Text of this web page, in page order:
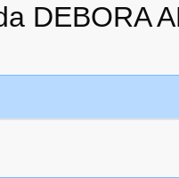
DEBORA